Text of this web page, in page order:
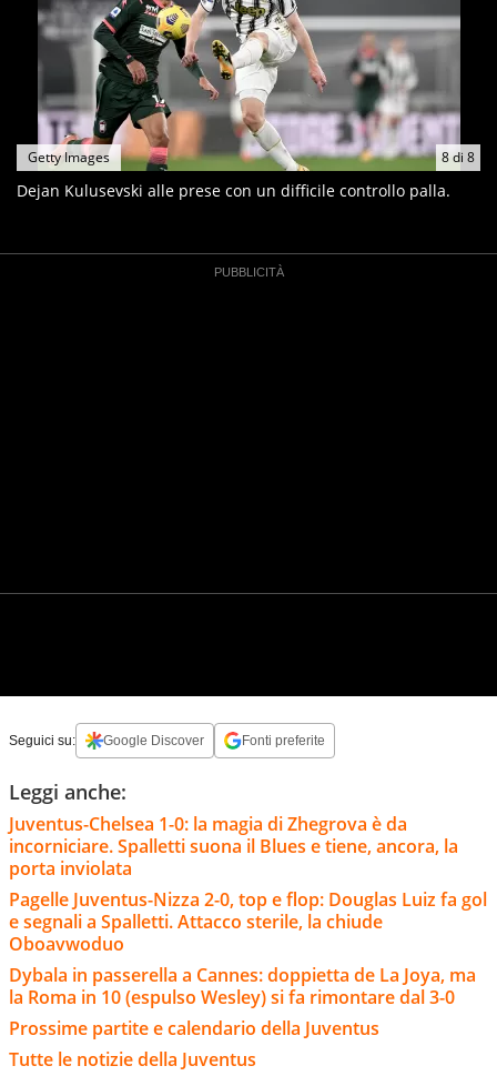
8di 8
Getty Images
Dejan Kulusevski alle prese con un difficile controllo palla.
Seguici su: Google Discover Fonti preferite
Leggi anche:
Juventus-Chelsea 1-0: la magia di Zhegrova è da
incorniciare. Spalletti suona il Blues e tiene, ancora, la
porta inviolata
Pagelle Juventus-Nizza 2-0, top e flop: Douglas Luiz fa gol
e segnali a Spalletti. Attacco sterile, la chiude
Oboavwoduo
Dybala in passerella a Cannes: doppietta de La Joya, ma
la Roma in 10 (espulso Wesley) si fa rimontare dal 3-0
Prossime partite e calendario della Juventus
Tutte le notizie della Juventus